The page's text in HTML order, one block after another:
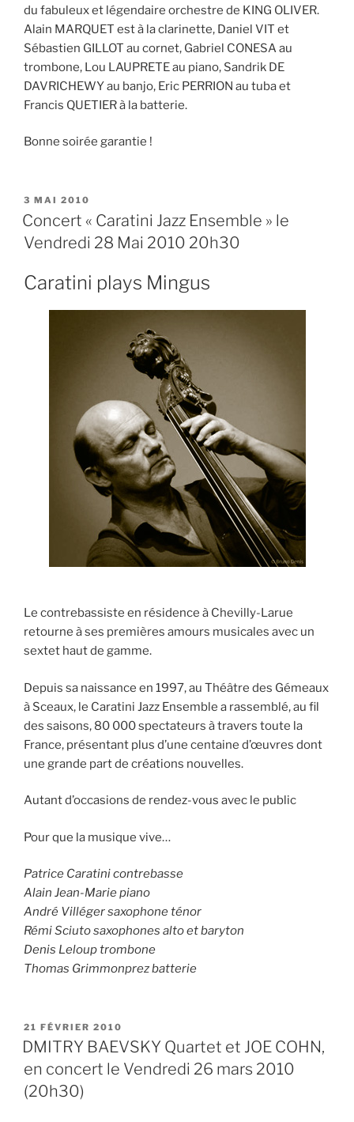
du fabuleux et légendaire orchestre de KING OLIVER.
Alain MARQUET est à la clarinette, Daniel VIT et
Sébastien GILLOT au cornet, Gabriel CONESA au
trombone, Lou LAUPRETE au piano, Sandrik DE
DAVRICHEWY au banjo, Eric PERRION au tuba et
Francis QUETIER à la batterie.
Bonne soirée garantie !
PUBLIÉ
LE
3 MAI 2010
Concert « Caratini Jazz Ensemble » le
Vendredi 28 Mai 2010 20h30
Caratini plays Mingus
Le contrebassiste en résidence à Chevilly-Larue
retourne à ses premières amours musicales avec un
sextet haut de gamme.
Depuis sa naissance en 1997, au Théâtre des Gémeaux
à Sceaux, le Caratini Jazz Ensemble a rassemblé, au fil
des saisons, 80 000 spectateurs à travers toute la
France, présentant plus d’une centaine d’œuvres dont
une grande part de créations nouvelles.
Autant d’occasions de rendez-vous avec le public
Pour que la musique vive…
Patrice Caratini contrebasse
Alain Jean-Marie piano
André Villéger saxophone ténor
Rémi Sciuto saxophones alto et baryton
Denis Leloup trombone
Thomas Grimmonprez batterie
PUBLIÉ
LE
21 FÉVRIER 2010
DMITRY BAEVSKY Quartet et JOE COHN,
en concert le Vendredi 26 mars 2010
(20h30)